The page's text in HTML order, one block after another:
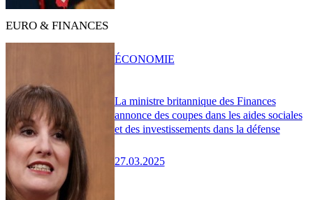
EURO & FINANCES
La ministre britannique des Finances
annonce des coupes dans les aides sociales
et des investissements dans la défense
27.03.2025
ÉCONOMIE